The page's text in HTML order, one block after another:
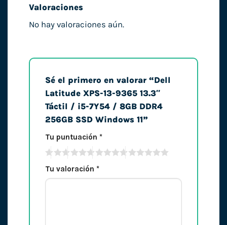
Valoraciones
No hay valoraciones aún.
Sé el primero en valorar “Dell
Latitude XPS-13-9365 13.3″
Táctil / i5-7Y54 / 8GB DDR4
256GB SSD Windows 11”
Tu puntuación *
Tu valoración *